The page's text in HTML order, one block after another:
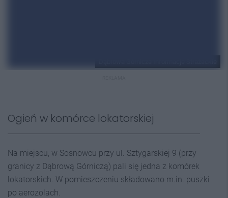
Ogień w komórce lokatorskiej
Na miejscu, w Sosnowcu przy ul. Sztygarskiej 9 (przy
granicy z Dąbrową Górniczą) pali się jedna z komórek
lokatorskich. W pomieszczeniu składowano m.in. puszki
po aerozolach.